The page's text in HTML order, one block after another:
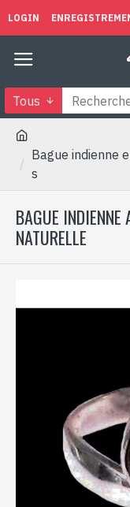
LOGIN
Tous
Bague indienne
s
BAGUE INDIENNE
NATURELLE